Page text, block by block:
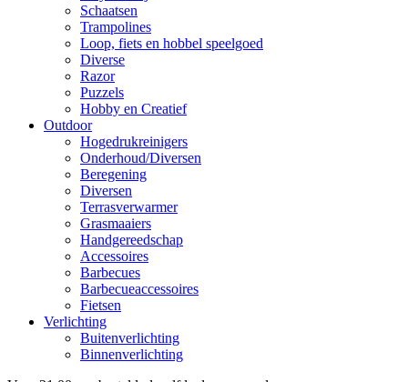
Schaatsen
Trampolines
Loop, fiets en hobbel speelgoed
Diverse
Razor
Puzzels
Hobby en Creatief
Outdoor
Hogedrukreinigers
Onderhoud/Diversen
Beregening
Diversen
Terrasverwarmer
Grasmaaiers
Handgereedschap
Accessoires
Barbecues
Barbecueaccessoires
Fietsen
Verlichting
Buitenverlichting
Binnenverlichting